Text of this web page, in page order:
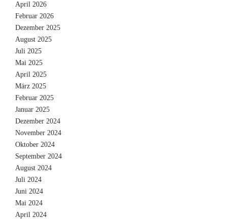
April 2026
Februar 2026
Dezember 2025
August 2025
Juli 2025
Mai 2025
April 2025
März 2025
Februar 2025
Januar 2025
Dezember 2024
November 2024
Oktober 2024
September 2024
August 2024
Juli 2024
Juni 2024
Mai 2024
April 2024